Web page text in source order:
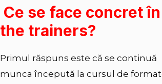
Ce se face concret
the trainers?
Primul răspuns este că se continuă
munca începută la cursul de